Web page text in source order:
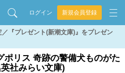
ログイン 新規会員登録
『プレゼント(新潮文庫)』をプレゼン
ポリス 奇跡の警備犬ものがた
英社みらい文庫)